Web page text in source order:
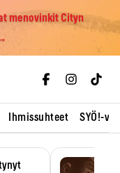
menovinkit Cityn
Ihmissuhteet SYÖ!-